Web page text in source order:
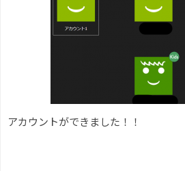
アカウントができました！！